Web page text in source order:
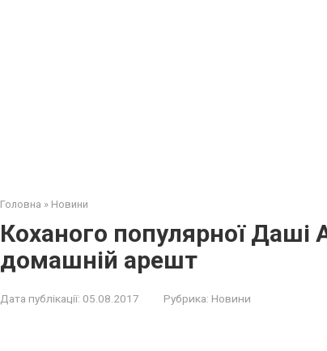
Головна » Новини
Коханого популярної Даші
домашній аpешт
Дата публікації: 05.08.2017 Рубрика: Новини